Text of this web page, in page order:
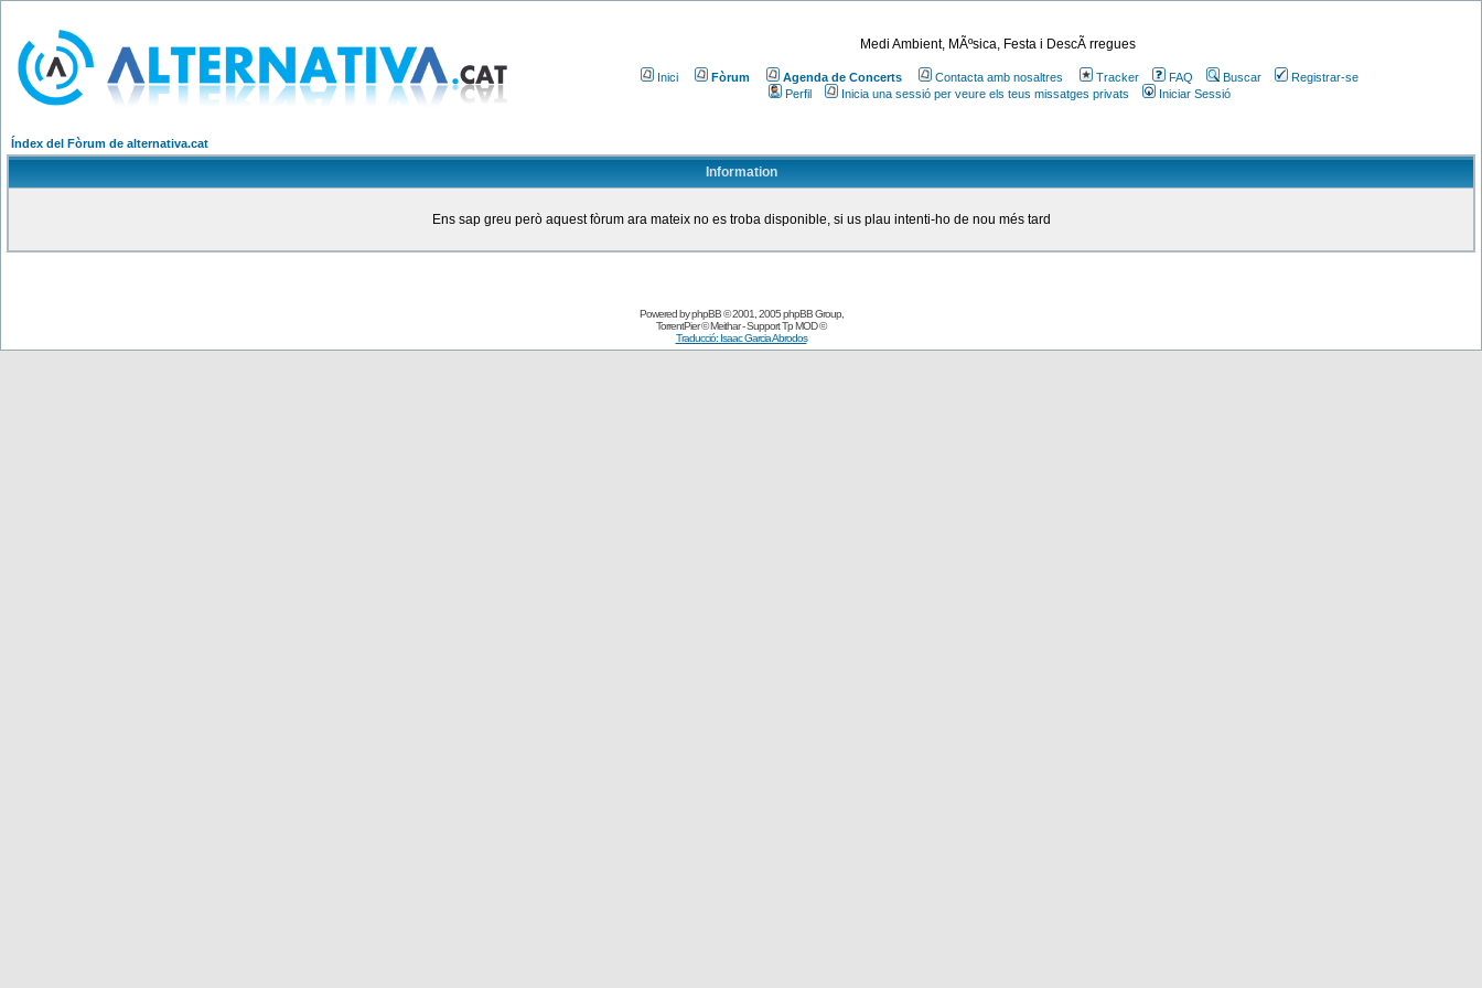
Medi Ambient, MÃºsica, Festa i DescÃ rregues
Inici Fòrum Agenda de Concerts Contacta amb nosaltres Tracker FAQ Buscar
Registrar-se
Perfil
Inicia una sessió per veure els teus missatges privats Iniciar Sessió
Índex del Fòrum de alternativa.cat
Information
Ens sap greu però aquest fòrum ara mateix no es troba disponible, si us plau intenti-ho de nou més tard
Powered byphpBB© 2001, 2005 phpBB Group,
TorrentPier© Meithar - SupportTp MOD©
Traducció: Isaac Garcia Abrodos